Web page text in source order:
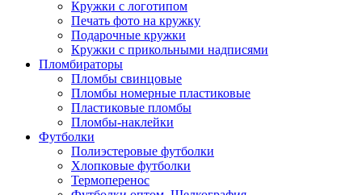
Кружки с логотипом
Печать фото на кружку
Подарочные кружки
Кружки с прикольными надписями
Пломбираторы
Пломбы свинцовые
Пломбы номерные пластиковые
Пластиковые пломбы
Пломбы-наклейки
Футболки
Полиэстеровые футболки
Хлопковые футболки
Термоперенос